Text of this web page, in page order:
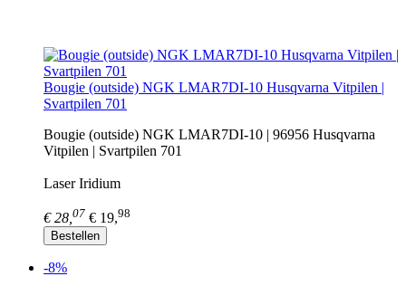
Bougie (outside) NGK LMAR7DI-10 Husqvarna Vitpilen |
Svartpilen 701
Bougie (outside) NGK LMAR7DI-10 | 96956 Husqvarna
Vitpilen | Svartpilen 701
Laser Iridium
€ 28, 07 € 19,98
Bestellen
-8%